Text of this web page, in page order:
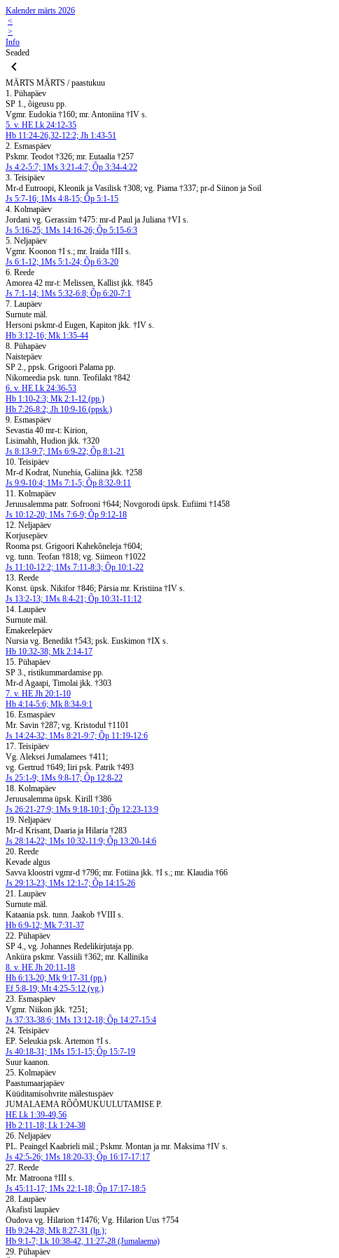
Kalender märts 2026
<
>
Info
Seaded
MÄRTS MÄRTS / paastukuu
1. Pühapäev
SP 1., õigeusu pp.
Vgmr. Eudokia †160; mr. Antoniina †IV s.
5. v. HE Lk 24:12-35
Hb 11:24-26,32-12:2; Jh 1:43-51
2. Esmaspäev
Pskmr. Teodot †326; mr. Eutaalia †257
Js 4:2-5:7; 1Ms 3:21-4:7; Õp 3:34-4:22
3. Teisipäev
Mr-d Eutroopi, Kleonik ja Vasilisk †308; vg. Piama †337; pr-d Siinon ja Soil
Js 5:7-16; 1Ms 4:8-15; Õp 5:1-15
4. Kolmapäev
Jordani vg. Gerassim †475: mr-d Paul ja Juliana †VI s.
Js 5:16-25; 1Ms 14:16-26; Õp 5:15-6:3
5. Neljapäev
Vgmr. Koonon †I s.; mr. Iraida †III s.
Js 6:1-12; 1Ms 5:1-24; Õp 6:3-20
6. Reede
Amorea 42 mr-t: Melissen, Kallist jkk. †845
Js 7:1-14; 1Ms 5:32-6:8; Õp 6:20-7:1
7. Laupäev
Surnute mäl.
Hersoni pskmr-d Eugen, Kapiton jkk. †IV s.
Hb 3:12-16; Mk 1:35-44
8. Pühapäev
Naistepäev
SP 2., ppsk. Grigoori Palama pp.
Nikomeedia psk. tunn. Teofilakt †842
6. v. HE Lk 24:36-53
Hb 1:10-2:3; Mk 2:1-12 (pp.)
Hb 7:26-8:2; Jh 10:9-16 (ppsk.)
9. Esmaspäev
Sevastia 40 mr-t: Kirion,
Lisimahh, Hudion jkk. †320
Js 8:13-9:7; 1Ms 6:9-22; Õp 8:1-21
10. Teisipäev
Mr-d Kodrat, Nunehia, Galiina jkk. †258
Js 9:9-10:4; 1Ms 7:1-5; Õp 8:32-9:11
11. Kolmapäev
Jeruusalemma patr. Sofrooni †644; Novgorodi üpsk. Eufiimi †1458
Js 10:12-20; 1Ms 7:6-9; Õp 9:12-18
12. Neljapäev
Korjusepäev
Rooma pst. Grigoori Kahekõneleja †604;
vg. tunn. Teofan †818; vg. Siimeon †1022
Js 11:10-12:2; 1Ms 7:11-8:3; Õp 10:1-22
13. Reede
Konst. üpsk. Nikifor †846; Pärsia mr. Kristiina †IV s.
Js 13:2-13; 1Ms 8:4-21; Õp 10:31-11:12
14. Laupäev
Surnute mäl.
Emakeelepäev
Nursia vg. Benedikt †543; psk. Euskimon †IX s.
Hb 10:32-38; Mk 2:14-17
15. Pühapäev
SP 3., ristikummardamise pp.
Mr-d Agaapi, Timolai jkk. †303
7. v. HE Jh 20:1-10
Hb 4:14-5:6; Mk 8:34-9:1
16. Esmaspäev
Mr. Savin †287; vg. Kristodul †1101
Js 14:24-32; 1Ms 8:21-9:7; Õp 11:19-12:6
17. Teisipäev
Vg. Aleksei Jumalamees †411;
vg. Gertrud †649; Iiri psk. Patrik †493
Js 25:1-9; 1Ms 9:8-17; Õp 12:8-22
18. Kolmapäev
Jeruusalemma üpsk. Kirill †386
Js 26:21-27:9; 1Ms 9:18-10:1; Õp 12:23-13:9
19. Neljapäev
Mr-d Krisant, Daaria ja Hilaria †283
Js 28:14-22; 1Ms 10:32-11:9; Õp 13:20-14:6
20. Reede
Kevade algus
Savva kloostri vgmr-d †796; mr. Fotiina jkk. †I s.; mr. Klaudia †66
Js 29:13-23; 1Ms 12:1-7; Õp 14:15-26
21. Laupäev
Surnute mäl.
Kataania psk. tunn. Jaakob †VIII s.
Hb 6:9-12; Mk 7:31-37
22. Pühapäev
SP 4., vg. Johannes Redelikirjutaja pp.
Anküra pskmr. Vassiili †362; mr. Kallinika
8. v. HE Jh 20:11-18
Hb 6:13-20; Mk 9:17-31 (pp.)
Ef 5:8-19; Mt 4:25-5:12 (vg.)
23. Esmaspäev
Vgmr. Niikon jkk. †251;
Js 37:33-38:6; 1Ms 13:12-18; Õp 14:27-15:4
24. Teisipäev
EP. Seleukia psk. Artemon †I s.
Js 40:18-31; 1Ms 15:1-15; Õp 15:7-19
Suur kaanon.
25. Kolmapäev
Paastumaarjapäev
Küüditamisohvrite mälestuspäev
JUMALAEMA RÕÕMUKUULUTAMISE P.
HE Lk 1:39-49,56
Hb 2:11-18; Lk 1:24-38
26. Neljapäev
PL. Peaingel Kaabrieli mäl.; Pskmr. Montan ja mr. Maksima †IV s.
Js 42:5-26; 1Ms 18:20-33; Õp 16:17-17:17
27. Reede
Mr. Matroona †III s.
Js 45:11-17; 1Ms 22:1-18; Õp 17:17-18:5
28. Laupäev
Akafisti laupäev
Oudova vg. Hilarion †1476; Vg. Hilarion Uus †754
Hb 9:24-28; Mk 8:27-31 (lp.);
Hb 9:1-7; Lk 10:38-42, 11:27-28 (Jumalaema)
29. Pühapäev